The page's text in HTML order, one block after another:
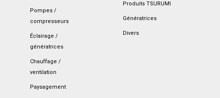
Pompes /
compresseurs
Éclairage /
génératrices
Chauffage /
ventilation
Paysagement
Produits TSURUMI
Génératrices
Divers